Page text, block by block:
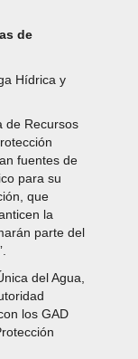
de
Hídrica y
de Recursos
fuentes de
para su
que
la
parte del
del Agua,
los GAD